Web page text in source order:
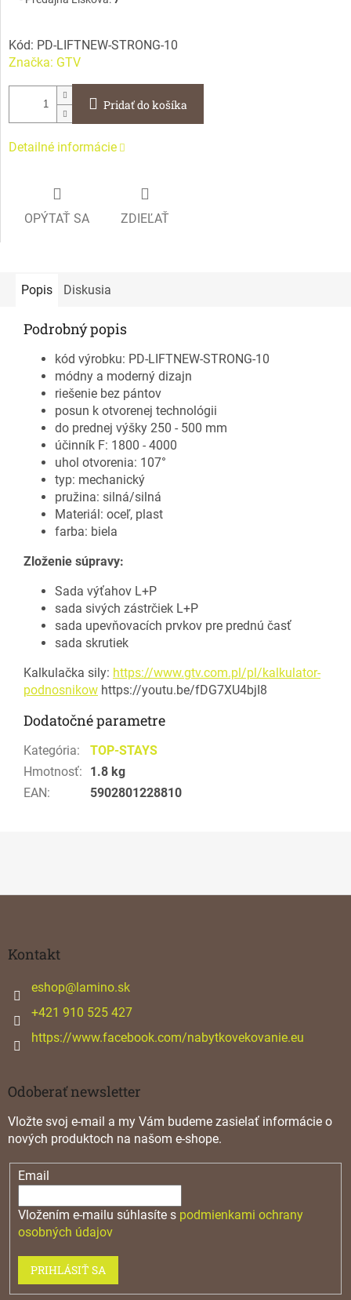
Kód: PD-LIFTNEW-STRONG-10
Značka: GTV
Pridať do košíka
Detailné informácie
OPÝTAŤ SA ZDIEĽAŤ
Popis Diskusia
Podrobný popis
kód výrobku: PD-LIFTNEW-STRONG-10
módny a moderný dizajn
riešenie bez pántov
posun k otvorenej technológii
do prednej výšky 250 - 500 mm
účinník F: 1800 - 4000
uhol otvorenia: 107°
typ: mechanický
pružina: silná/silná
Materiál: oceľ, plast
farba: biela
Zloženie súpravy:
Sada výťahov L+P
sada sivých zástrčiek L+P
sada upevňovacích prvkov pre prednú časť
sada skrutiek
Kalkulačka sily: https://www.gtv.com.pl/pl/kalkulator-
podnosnikow https://youtu.be/fDG7XU4bjI8
Dodatočné parametre
Kategória:
TOP-STAYS
Hmotnosť:
1.8 kg
EAN: 5902801228810
Kontakt
eshop@lamino.sk
+421 910 525 427
https://www.facebook.com/nabytkovekovanie.eu
Odoberať newsletter
Vložte svoj e-mail a my Vám budeme zasielať informácie o
nových produktoch na našom e-shope.
Email
Vložením e-mailu súhlasíte s podmienkami ochrany
osobných údajov
PRIHLÁSIŤ SA